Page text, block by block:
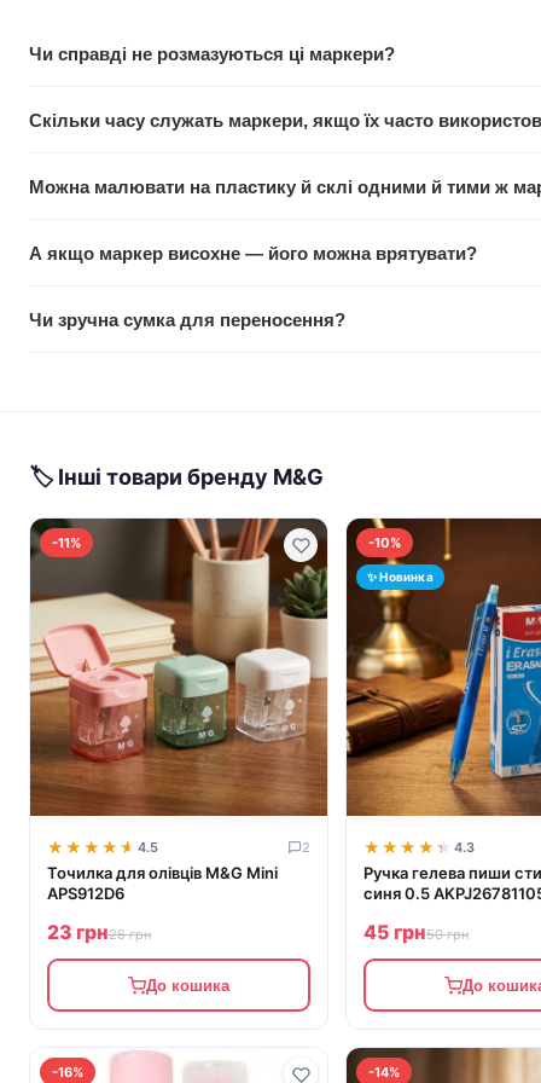
Чи справді не розмазуються ці маркери?
гладких матеріалах (як папір) результат найкращий. На
Скільки часу служать маркери, якщо їх часто
залежить від наскільки часто й довго ви малюєте.
Можна малювати на пластику й склі одними й тими ж
спочатку на невидимій ділянці.
А якщо маркер висохне — його можна врятувати?
в наконечник кілька секунд або придавити його до паперу
Чи зручна сумка для переносення?
🏷 Інші товари бренду M&G
-11%
★★★★★
★★★★★ 4.5 2
Точилка для олівців M&G Mini
APS912D6
23 грн26 грн
До кошика
-10%
✨ Новинка
★★★★★
★★★★★ 4.3
Ручка гелева пиши
синя 0.5
45 грн50 грн
До
-16% -14%